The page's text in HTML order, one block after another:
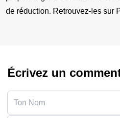
de réduction. Retrouvez-les sur
Écrivez un